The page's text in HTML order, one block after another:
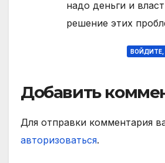
надо деньги и
решение этих
ВОЙДИТЕ,
Добавить
Для отправки комментария
авторизоваться.